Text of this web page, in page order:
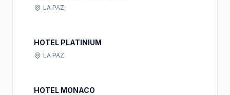
LA PAZ
HOTEL PLATINIUM
LA PAZ
HOTEL MONACO